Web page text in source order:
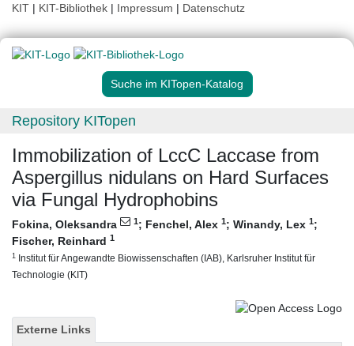
KIT | KIT-Bibliothek | Impressum | Datenschutz
Suche im KITopen-Katalog
Repository KITopen
Immobilization of LccC Laccase from
Aspergillus nidulans on Hard Surfaces
via Fungal Hydrophobins
Fokina, Oleksandra 1; Fenchel, Alex 1; Winandy, Lex 1;
Fischer, Reinhard 1
1 Institut für Angewandte Biowissenschaften (IAB), Karlsruher Institut für
Technologie (KIT)
Externe Links